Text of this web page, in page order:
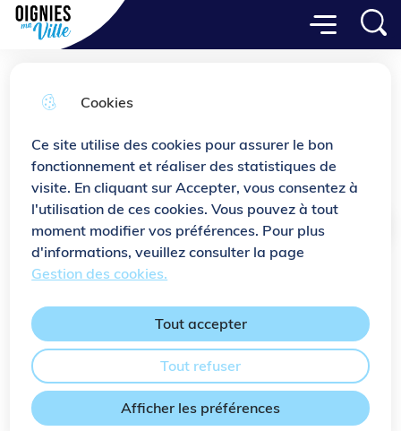
Cookies
Ce site utilise des cookies pour assurer le bon
fonctionnement et réaliser des statistiques de
visite. En cliquant sur Accepter, vous consentez à
l'utilisation de ces cookies. Vous pouvez à tout
moment modifier vos préférences. Pour plus
d'informations, veuillez consulter la page
Gestion des cookies.
Afficher les préférences
Tout accepter
Tout refuser
Aller
au
menu
principal
Consulter
le plan
du site
Ville de Oignies
Menu principal
Menu
ERBM
Travaux
Accueil
L’Engagement pour le Renouveau du
Bassin Minier (ERBM) est un
programme qui vise à accomplir la
métamorphose du territoire de l'ancien
bassin minier sur dix ans : logements,
patrimoine, transports, attractivité…